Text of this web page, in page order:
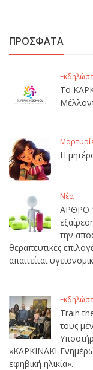
ΠΡΟΣΦΑΤΑ
Το
Η
Νέα
ΑΡΘΡΟ
την
θεραπευτικές
απαιτείται
Train
τους
«ΚΑΡΚΙΝΑΚΙ-
εφηβική ηλικία».